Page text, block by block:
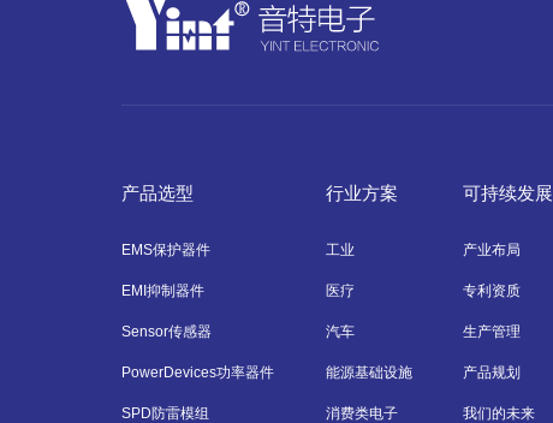
产品选型
EMS保护器件
EMI抑制器件
Sensor传感器
PowerDevices功率器件
SPD防雷模组
行业方案
工业
医疗
汽车
能源基础设施
消费类电子
可持续发展
产业布局
专利资质
生产管理
产品规划
我们的未来